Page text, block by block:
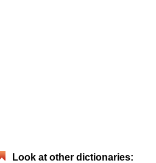
Look at other dictionaries: